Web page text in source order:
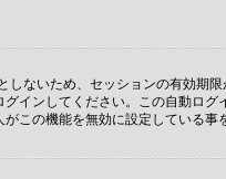
ないため、セッションの有効期
インしてください。この自動ログ
この機能を無効に設定している事